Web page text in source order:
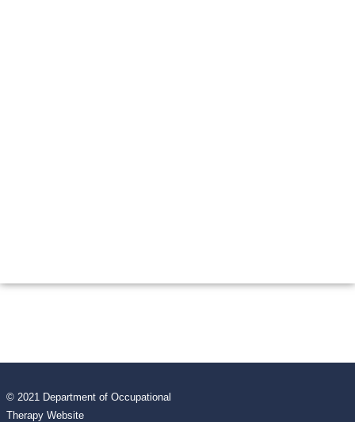
© 2021 Department of Occupational
Therapy Website